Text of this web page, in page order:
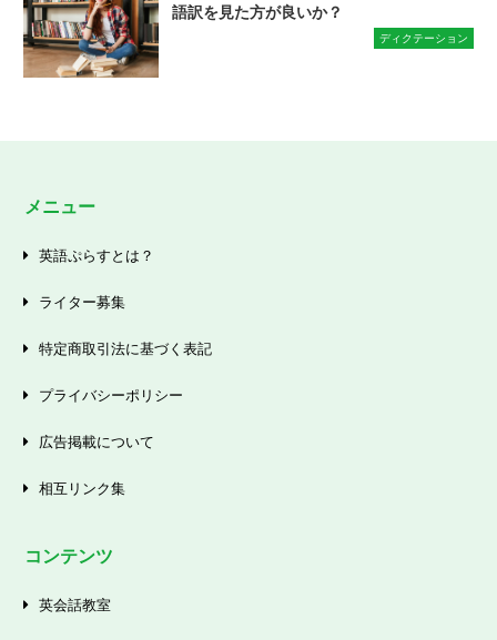
語訳を見た方が良いか？
ディクテーション
メニュー
英語ぷらすとは？
ライター募集
特定商取引法に基づく表記
プライバシーポリシー
広告掲載について
相互リンク集
コンテンツ
英会話教室